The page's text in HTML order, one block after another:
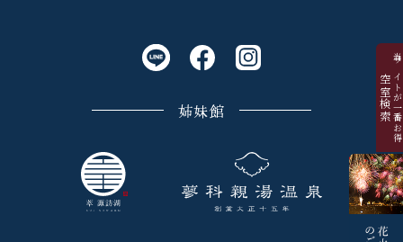
姉妹館 当サイトが一番お得
空室検索